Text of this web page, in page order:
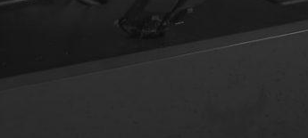
Kontakt & Öppettider